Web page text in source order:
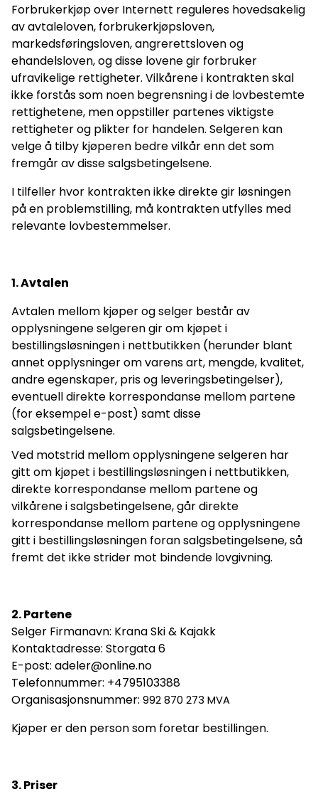
Forbrukerkjøp over Internett reguleres hovedsakelig
av avtaleloven, forbrukerkjøpsloven,
markedsføringsloven, angrerettsloven og
ehandelsloven, og disse lovene gir forbruker
ufravikelige rettigheter. Vilkårene i kontrakten skal
ikke forstås som noen begrensning i de lovbestemte
rettighetene, men oppstiller partenes viktigste
rettigheter og plikter for handelen. Selgeren kan
velge å tilby kjøperen bedre vilkår enn det som
fremgår av disse salgsbetingelsene.
I tilfeller hvor kontrakten ikke direkte gir løsningen
på en problemstilling, må kontrakten utfylles med
relevante lovbestemmelser.
1. Avtalen
Avtalen mellom kjøper og selger består av
opplysningene selgeren gir om kjøpet i
bestillingsløsningen i nettbutikken (herunder blant
annet opplysninger om varens art, mengde, kvalitet,
andre egenskaper, pris og leveringsbetingelser),
eventuell direkte korrespondanse mellom partene
(for eksempel e-post) samt disse
salgsbetingelsene.
Ved motstrid mellom opplysningene selgeren har
gitt om kjøpet i bestillingsløsningen i nettbutikken,
direkte korrespondanse mellom partene og
vilkårene i salgsbetingelsene, går direkte
korrespondanse mellom partene og opplysningene
gitt i bestillingsløsningen foran salgsbetingelsene, så
fremt det ikke strider mot bindende lovgivning.
2. Partene
Selger Firmanavn: Krana Ski & Kajakk
Kontaktadresse: Storgata 6
E-post: adeler@online.no
Telefonnummer: +4795103388
Organisasjonsnummer: 992 870 273 MVA
Kjøper er den person som foretar bestillingen.
3. Priser